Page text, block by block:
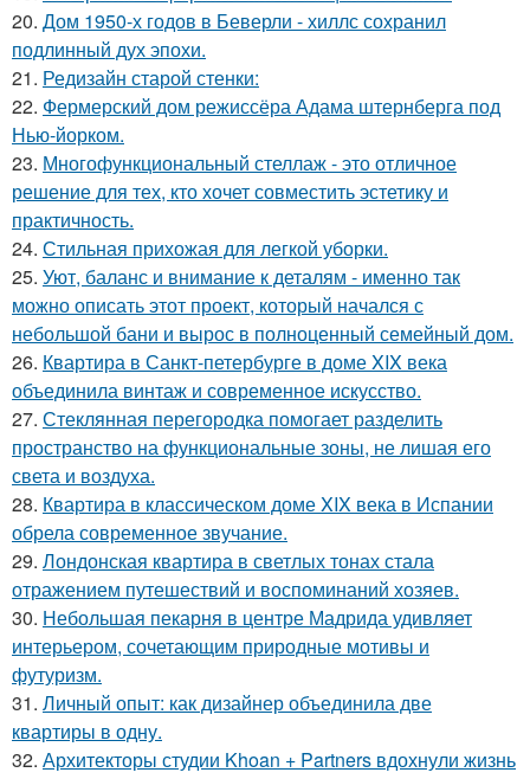
20. Дом 1950-х годов в Беверли - хиллс сохранил
подлинный дух эпохи.
21. Редизайн старой стенки:
22. Фермерский дом режиссёра Адама штернберга под
Нью-йорком.
23. Многофункциональный стеллаж - это отличное
решение для тех, кто хочет совместить эстетику и
практичность.
24. Стильная прихожая для легкой уборки.
25. Уют, баланс и внимание к деталям - именно так
можно описать этот проект, который начался с
небольшой бани и вырос в полноценный семейный дом.
26. Квартира в Санкт-петербурге в доме XIX века
объединила винтаж и современное искусство.
27. Стеклянная перегородка помогает разделить
пространство на функциональные зоны, не лишая его
света и воздуха.
28. Квартира в классическом доме XIX века в Испании
обрела современное звучание.
29. Лондонская квартира в светлых тонах стала
отражением путешествий и воспоминаний хозяев.
30. Небольшая пекарня в центре Мадрида удивляет
интерьером, сочетающим природные мотивы и
футуризм.
31. Личный опыт: как дизайнер объединила две
квартиры в одну.
32. Архитекторы студии Khoan + Partners вдохнули жизнь